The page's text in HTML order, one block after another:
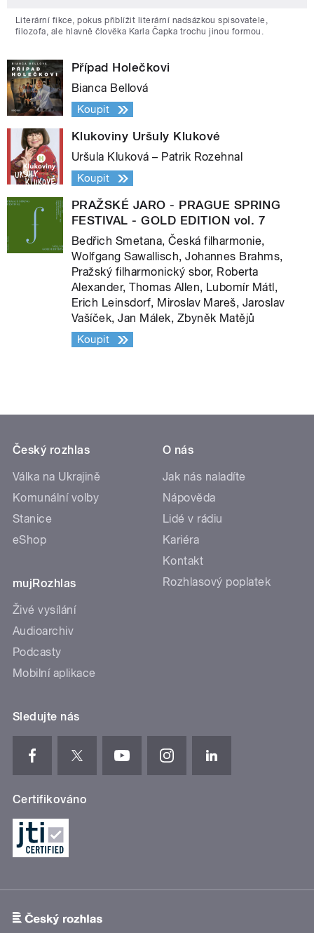
Literární fikce, pokus přiblížit literární nadsázkou spisovatele,
filozofa, ale hlavně člověka Karla Čapka trochu jinou formou.
Případ Holečkovi
Bianca Bellová
Koupit
Klukoviny Uršuly Klukové
Uršula Kluková – Patrik Rozehnal
Koupit
PRAŽSKÉ JARO - PRAGUE SPRING
FESTIVAL - GOLD EDITION vol. 7
Bedřich Smetana, Česká filharmonie,
Wolfgang Sawallisch, Johannes Brahms,
Pražský filharmonický sbor, Roberta
Alexander, Thomas Allen, Lubomír Mátl,
Erich Leinsdorf, Miroslav Mareš, Jaroslav
Vašíček, Jan Málek, Zbyněk Matějů
Koupit
Český rozhlas
Válka na Ukrajině
Komunální volby
Stanice
eShop
mujRozhlas
Živé vysílání
Audioarchiv
Podcasty
Mobilní aplikace
O nás
Jak nás naladíte
Nápověda
Lidé v rádiu
Kariéra
Kontakt
Rozhlasový poplatek
Sledujte nás
Certifikováno